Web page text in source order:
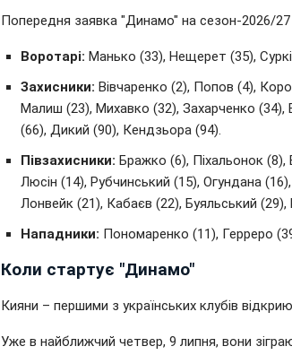
Попередня заявка "Динамо" на сезон-2026/
Воротарі: Манько (33), Нещерет (35),
Захисники: Вівчаренко (2), Попов (4),
Малиш (23), Михавко (32), Захарченко (34),
(66), Дикий (90), Кендзьора (94).
Півзахисники: Бражко (6), Піхальонок
Люсін (14), Рубчинський (15), Огундана
Лонвейк (21), Кабаєв (22), Буяльський
Нападники: Пономаренко (11), Герреро
Коли стартує "Динамо"
Кияни – першими з українських клубів
Уже в найближчий четвер, 9 липня, вони